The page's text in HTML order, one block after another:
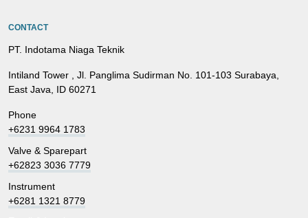
CONTACT
PT. Indotama Niaga Teknik
Intiland Tower , Jl. Panglima Sudirman No. 101-103 Surabaya,
East Java, ID 60271
Phone
+6231 9964 1783
Valve & Sparepart
+62823 3036 7779
Instrument
+6281 1321 8779